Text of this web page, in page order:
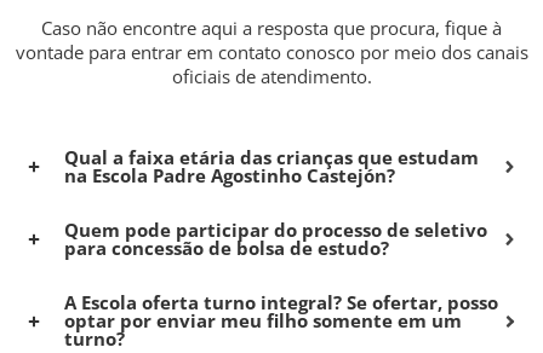
Caso não encontre aqui a resposta que procura, fique à
vontade para entrar em contato conosco por meio dos canais
oficiais de atendimento.
Qual a faixa etária das crianças que estudam
na Escola Padre Agostinho Castejón?
Quem pode participar do processo de seletivo
para concessão de bolsa de estudo?
A Escola oferta turno integral? Se ofertar, posso
optar por enviar meu filho somente em um
turno?